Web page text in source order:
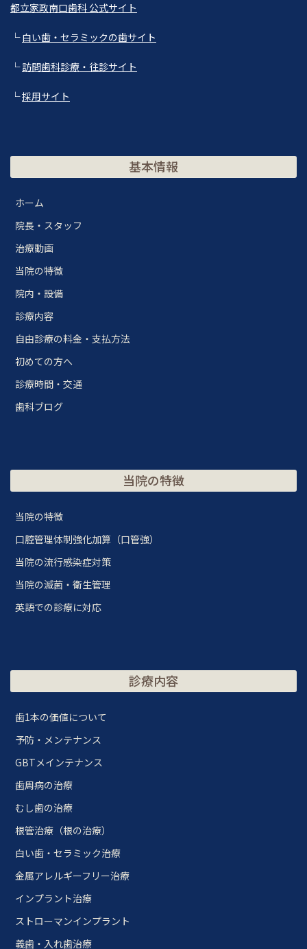
都立家政南口歯科 公式サイト
└白い歯・セラミックの歯サイト
└訪問歯科診療・往診サイト
└採用サイト
基本情報
ホーム
院長・スタッフ
治療動画
当院の特徴
院内・設備
診療内容
自由診療の料金・支払方法
初めての方へ
診療時間・交通
歯科ブログ
当院の特徴
当院の特徴
口腔管理体制強化加算（口管強）
当院の流行感染症対策
当院の滅菌・衛生管理
英語での診療に対応
診療内容
歯1本の価値について
予防・メンテナンス
GBTメインテナンス
歯周病の治療
むし歯の治療
根管治療（根の治療）
白い歯・セラミック治療
金属アレルギーフリー治療
インプラント治療
ストローマンインプラント
義歯・入れ歯治療